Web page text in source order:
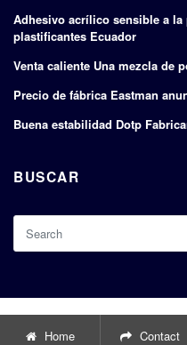
Adhesivo acrílico sensible a
plastificantes Ecuador
Venta caliente Una mezcla de
Precio de fábrica Eastman
Buena estabilidad Dotp
BUSCAR
Home Contact